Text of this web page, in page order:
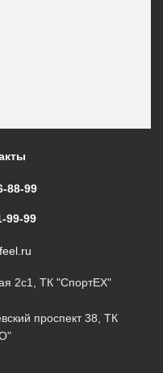
88-99
99-99
2с1, ТК "СпортЕХ"
проспект 38, ТК